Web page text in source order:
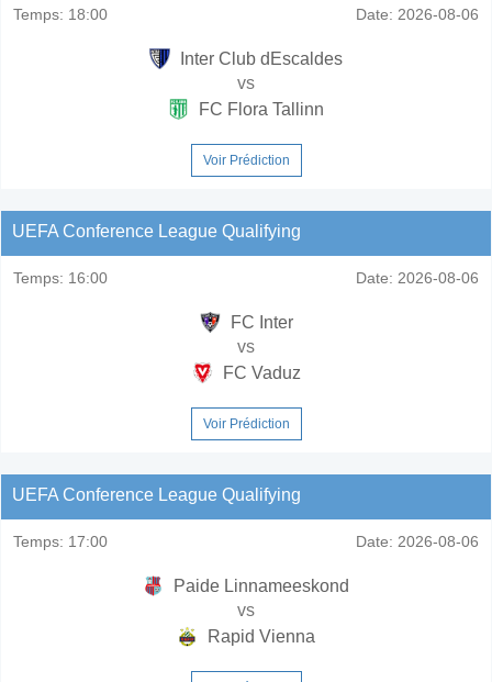
Temps: 18:00 Date: 2026-08-06
Inter Club dEscaldes
vs
FC Flora Tallinn
Voir Prédiction
UEFA Conference League Qualifying
Temps: 16:00 Date: 2026-08-06
FC Inter
vs
FC Vaduz
Voir Prédiction
UEFA Conference League Qualifying
Temps: 17:00 Date: 2026-08-06
Paide Linnameeskond
vs
Rapid Vienna